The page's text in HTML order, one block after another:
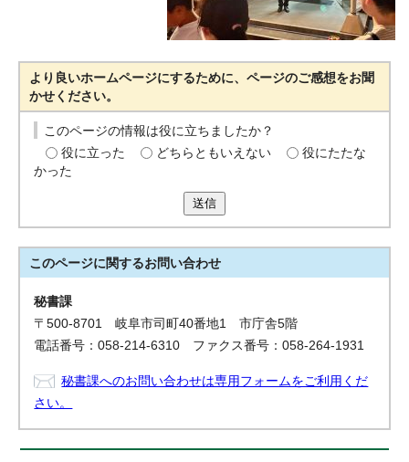
より良いホームページにするために、ページのご感想をお聞
かせください。
このページの情報は役に立ちましたか？
役に立った
どちらともいえない
役にたたな
かった
送信
このページに関するお問い合わせ
秘書課
〒500-8701 岐阜市司町40番地1 市庁舎5階
電話番号：058-214-6310 ファクス番号：058-264-1931
秘書課へのお問い合わせは専用フォームをご利用くだ
さい。